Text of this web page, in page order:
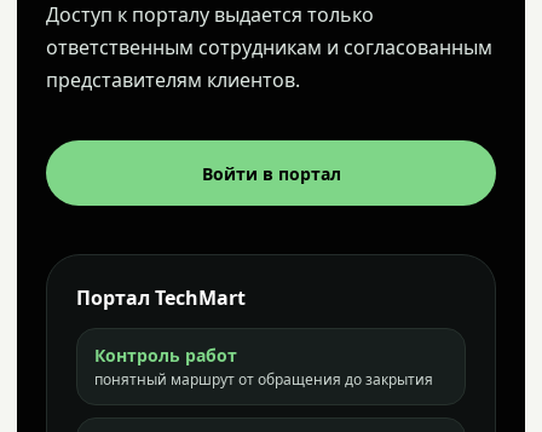
Доступ к порталу выдается только
ответственным сотрудникам и согласованным
представителям клиентов.
Войти в портал
Портал TechMart
Контроль работ
понятный маршрут от обращения до закрытия